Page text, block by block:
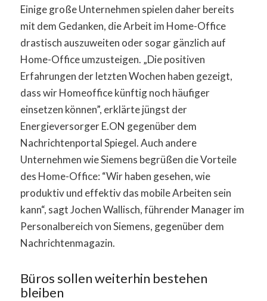
Einige große Unternehmen spielen daher bereits
mit dem Gedanken, die Arbeit im Home-Office
drastisch auszuweiten oder sogar gänzlich auf
Home-Office umzusteigen. „Die positiven
Erfahrungen der letzten Wochen haben gezeigt,
dass wir Homeoffice künftig noch häufiger
einsetzen können”, erklärte jüngst der
Energieversorger E.ON gegenüber dem
Nachrichtenportal Spiegel. Auch andere
Unternehmen wie Siemens begrüßen die Vorteile
des Home-Office: “Wir haben gesehen, wie
produktiv und effektiv das mobile Arbeiten sein
kann“, sagt Jochen Wallisch, führender Manager im
Personalbereich von Siemens, gegenüber dem
Nachrichtenmagazin.
Büros sollen weiterhin bestehen
bleiben